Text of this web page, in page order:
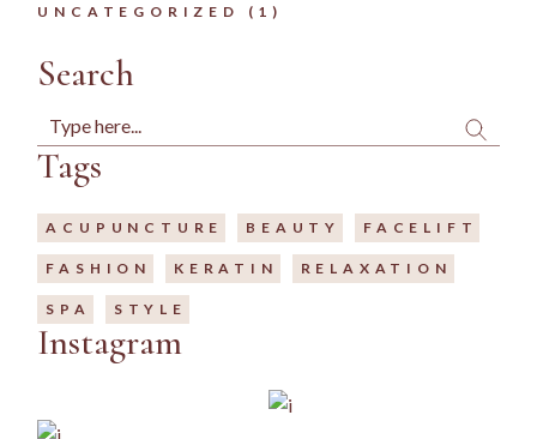
UNCATEGORIZED (1)
Search
Search
Tags
ACUPUNCTURE BEAUTY FACELIFT
FASHION KERATIN RELAXATION
SPA STYLE
Instagram